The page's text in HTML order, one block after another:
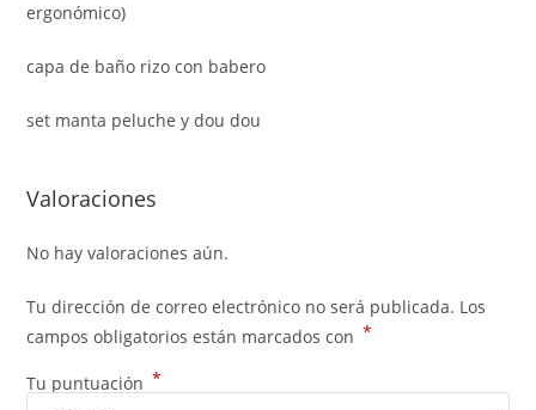
ergonómico)
capa de baño rizo con babero
set manta peluche y dou dou
Valoraciones
No hay valoraciones aún.
Tu dirección de correo electrónico no será publicada. Los
campos obligatorios están marcados con *
Tu puntuación *